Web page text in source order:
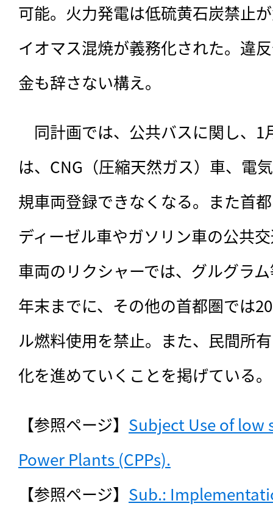
可能。火力発電は低硫黄石炭禁止
イオマス混焼が義務化された。違
金も辞さない構え。
同計画では、公共バスに関し、1
は、CNG（圧縮天然ガス）車、電
規車両登録できなくなる。また首
ディーゼル車やガソリン車の公共
車両のリクシャーでは、グルグラ
年末までに、その他の首都圏では
ル燃料使用を禁止。また、民間所
化を進めていくことを掲げている。
【参照ページ】 Subject Use of low
Power Plants (CPPs).
【参照ページ】 Sub.: